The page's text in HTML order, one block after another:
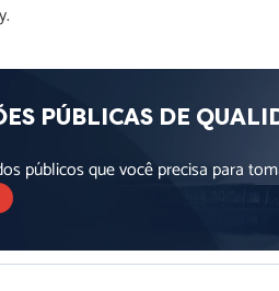
PÚBLICAS DE
públicos que você precisa para